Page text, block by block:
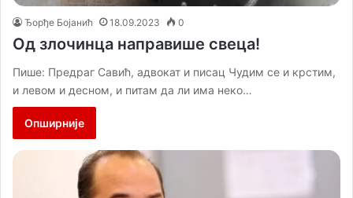
Ђорђе Бојанић 18.09.2023 0
Од злочинца направише свеца!
Пише: Предраг Савић, адвокат и писац Чудим се и крстим,
и левом и десном, и питам да ли има неко…
Опширније